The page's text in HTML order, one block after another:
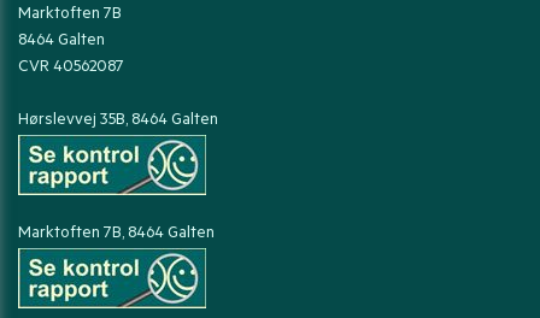
Marktoften 7B
8464 Galten
CVR 40562087
Hørslevvej 35B, 8464 Galten
Marktoften 7B, 8464 Galten